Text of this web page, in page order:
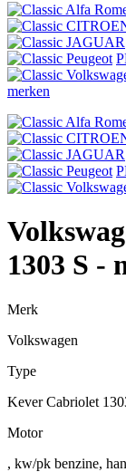
merken
1303 S -
Merk
Volkswagen
Type
Kever Cabriolet
Motor
, kw/pk benzine,